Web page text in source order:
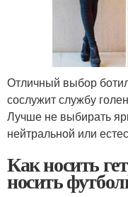
Отличный выбор
сослужит службу
Лучше не выбирать
нейтральной или
Как носить
носить